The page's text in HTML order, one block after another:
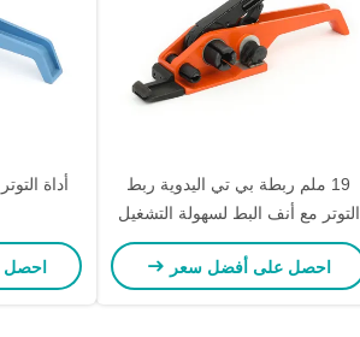
19 ملم ربطة بي تي اليدوية ربط
التوتر مع أنف البط لسهولة التشغيل
احصل على أفضل سعر
أداة